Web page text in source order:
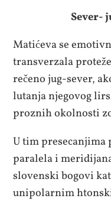
Sever-
Matićeva se
transverzala
rečeno jug-sever,
lutanja njegovog
proznih okolnosti
U tim
paralela i
slovenski bogovi
unipolarnim